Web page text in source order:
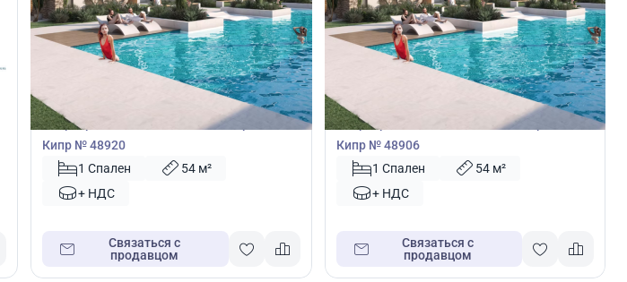
176 113
Квартира
Квартира с 1 спальней в Пила, Ларнака,
Кипр № 48920
1 Спален
54 м²
+ НДС
Связаться с
продавцом
179 407
Квартира
Квартира с 1 спальней в Пила, Ларнака,
Кипр № 48906
1 Спален
54 м²
+ НДС
Связаться с
продавцом